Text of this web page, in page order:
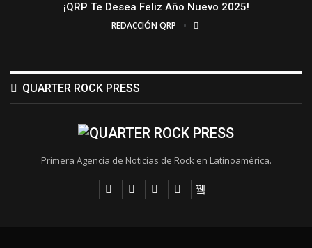
¡QRP Te Desea Feliz Año Nuevo 2025!
REDACCIÓN QRP
QUARTER ROCK PRESS
Primera Agencia de Noticias de Rock en Latinoamérica.